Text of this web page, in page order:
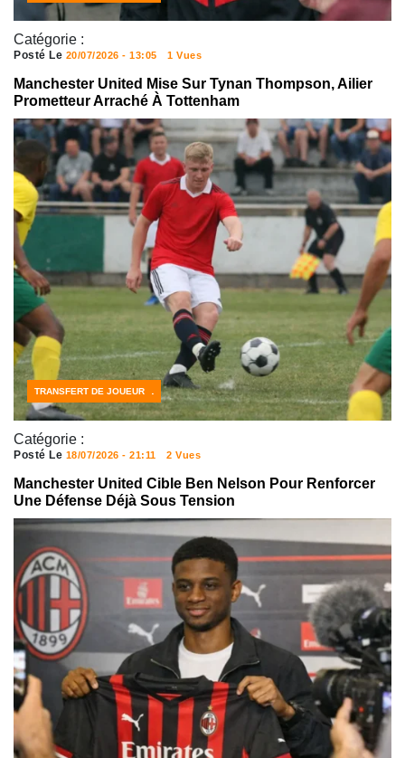
Catégorie :
Posté Le 20/07/2026 - 13:05 1 Vues
Manchester United Mise Sur Tynan Thompson, Ailier
Prometteur Arraché À Tottenham
Catégorie :
CÔTE D'IVOIRE FOOTBALL
FOOTBALL
TRANSFERT DE JOUEUR
Posté Le 18/07/2026 - 21:11 2 Vues
Manchester United Cible Ben Nelson Pour Renforcer
Une Défense Déjà Sous Tension